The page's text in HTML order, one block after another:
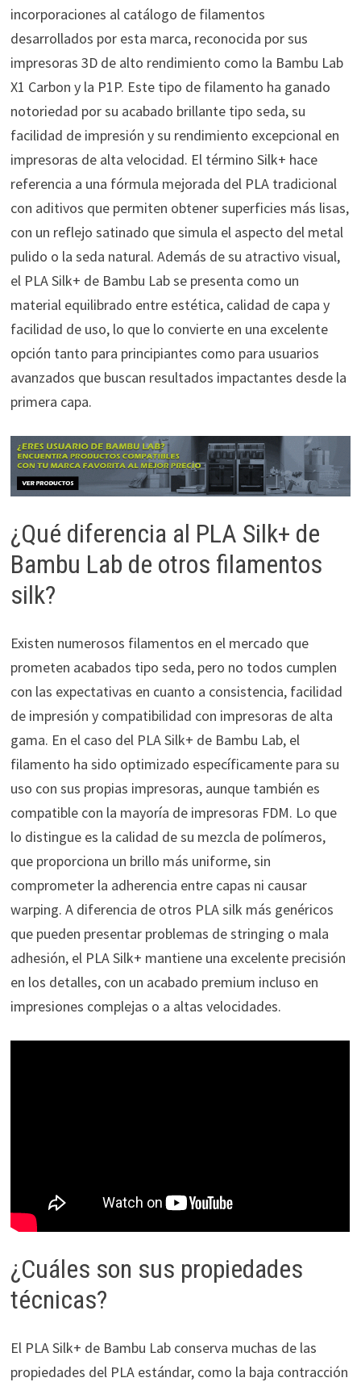
incorporaciones al catálogo de filamentos
desarrollados por esta marca, reconocida por sus
impresoras 3D de alto rendimiento como la Bambu Lab
X1 Carbon y la P1P. Este tipo de filamento ha ganado
notoriedad por su acabado brillante tipo seda, su
facilidad de impresión y su rendimiento excepcional en
impresoras de alta velocidad. El término Silk+ hace
referencia a una fórmula mejorada del PLA tradicional
con aditivos que permiten obtener superficies más lisas,
con un reflejo satinado que simula el aspecto del metal
pulido o la seda natural. Además de su atractivo visual,
el PLA Silk+ de Bambu Lab se presenta como un
material equilibrado entre estética, calidad de capa y
facilidad de uso, lo que lo convierte en una excelente
opción tanto para principiantes como para usuarios
avanzados que buscan resultados impactantes desde la
primera capa.
¿Qué diferencia al PLA Silk+ de
Bambu Lab de otros filamentos
silk?
Existen numerosos filamentos en el mercado que
prometen acabados tipo seda, pero no todos cumplen
con las expectativas en cuanto a consistencia, facilidad
de impresión y compatibilidad con impresoras de alta
gama. En el caso del PLA Silk+ de Bambu Lab, el
filamento ha sido optimizado específicamente para su
uso con sus propias impresoras, aunque también es
compatible con la mayoría de impresoras FDM. Lo que
lo distingue es la calidad de su mezcla de polímeros,
que proporciona un brillo más uniforme, sin
comprometer la adherencia entre capas ni causar
warping. A diferencia de otros PLA silk más genéricos
que pueden presentar problemas de stringing o mala
adhesión, el PLA Silk+ mantiene una excelente precisión
en los detalles, con un acabado premium incluso en
impresiones complejas o a altas velocidades.
¿Cuáles son sus propiedades
técnicas?
El PLA Silk+ de Bambu Lab conserva muchas de las
propiedades del PLA estándar, como la baja contracción